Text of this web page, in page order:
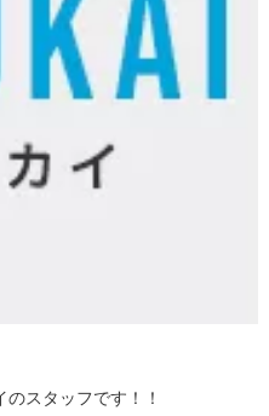
スタッフです！！